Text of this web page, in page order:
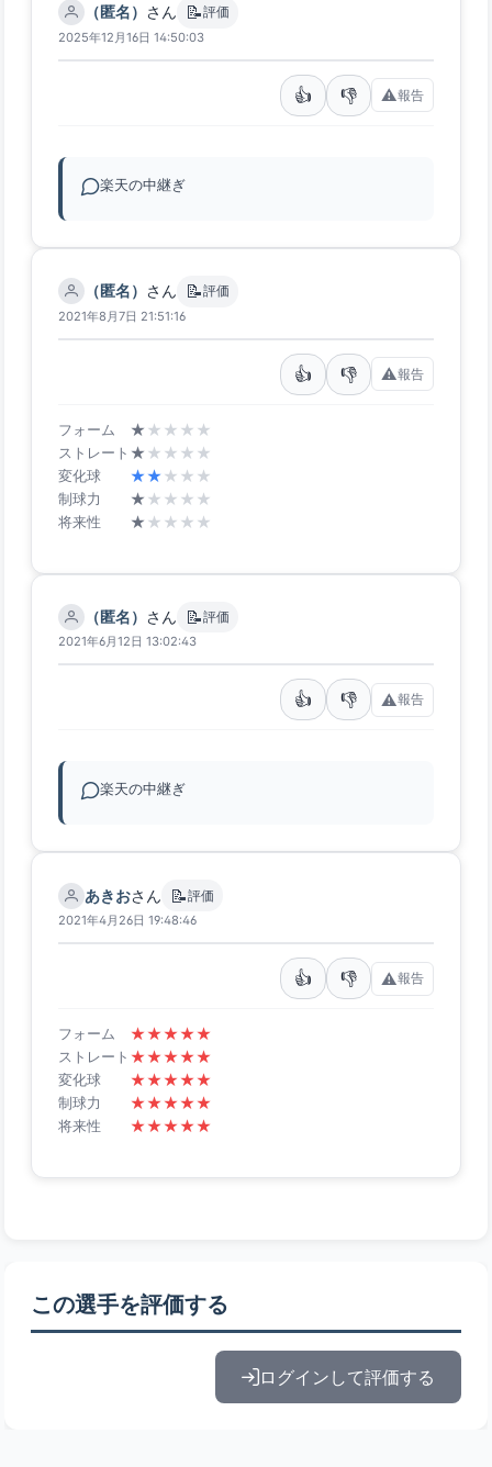
（匿名） さん 📝評価
2025年12月16日 14:50:03
👍 👎 ⚠️報告
楽天の中継ぎ
（匿名） さん 📝評価
2021年8月7日 21:51:16
👍 👎 ⚠️報告
フォーム ★ ★ ★ ★ ★
ストレート ★ ★ ★ ★ ★
変化球 ★★★ ★ ★
制球力 ★ ★ ★ ★ ★
将来性 ★ ★ ★ ★ ★
（匿名） さん 📝評価
2021年6月12日 13:02:43
👍 👎 ⚠️報告
楽天の中継ぎ
あきおさん 📝評価
2021年4月26日 19:48:46
👍 👎 ⚠️報告
フォーム ★★★★★
ストレート ★★★★★
変化球 ★★★★★
制球力 ★★★★★
将来性 ★★★★★
この選手を評価する
ログインして評価する